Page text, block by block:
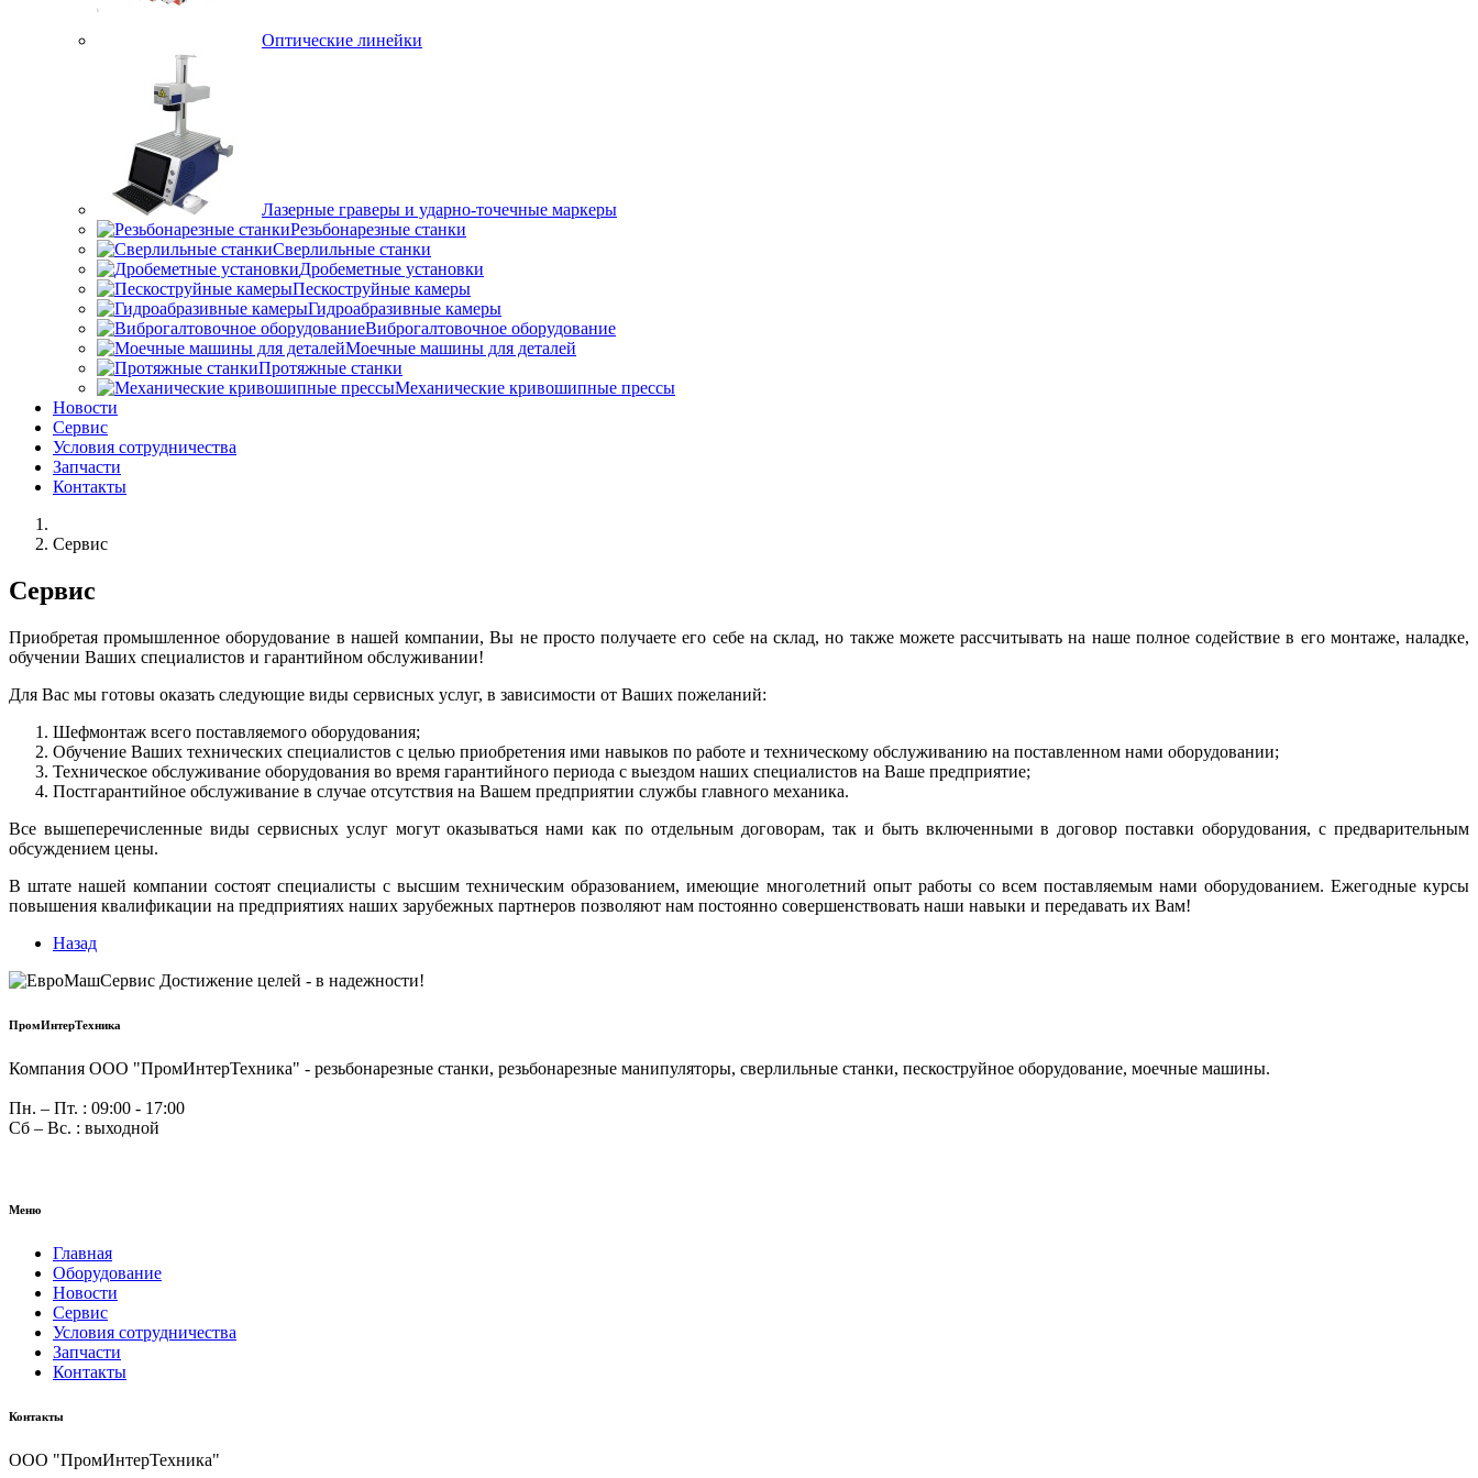
Оптические линейки
Лазерные граверы и ударно-точечные маркеры
Резьбонарезные станки
Сверлильные станки
Дробеметные установки
Пескоструйные камеры
Гидроабразивные камеры
Виброгалтовочное оборудование
Моечные машины для деталей
Протяжные станки
Механические кривошипные прессы
Новости
Сервис
Условия сотрудничества
Запчасти
Контакты
Сервис
Сервис
Приобретая промышленное оборудование в нашей компании, Вы не просто получаете его себе на склад, но также можете рассчитывать на наше полное содействие в его монтаже, наладке,
обучении Ваших специалистов и гарантийном обслуживании!
Для Вас мы готовы оказать следующие виды сервисных услуг, в зависимости от Ваших пожеланий:
Шефмонтаж всего поставляемого оборудования;
Обучение Ваших технических специалистов с целью приобретения ими навыков по работе и техническому обслуживанию на поставленном нами оборудовании;
Техническое обслуживание оборудования во время гарантийного периода с выездом наших специалистов на Ваше предприятие;
Постгарантийное обслуживание в случае отсутствия на Вашем предприятии службы главного механика.
Все вышеперечисленные виды сервисных услуг могут оказываться нами как по отдельным договорам, так и быть включенными в договор поставки оборудования, с предварительным
обсуждением цены.
В штате нашей компании состоят специалисты с высшим техническим образованием, имеющие многолетний опыт работы со всем поставляемым нами оборудованием. Ежегодные курсы
повышения квалификации на предприятиях наших зарубежных партнеров позволяют нам постоянно совершенствовать наши навыки и передавать их Вам!
Назад
ПромИнтерТехника
Компания ООО "ПромИнтерТехника" - резьбонарезные станки, резьбонарезные манипуляторы, сверлильные станки, пескоструйное оборудование, моечные машины.
Пн. – Пт. : 09:00 - 17:00
Сб – Вс. : выходной
Меню
Главная
Оборудование
Новости
Сервис
Условия сотрудничества
Запчасти
Контакты
Контакты
ООО "ПромИнтерТехника"